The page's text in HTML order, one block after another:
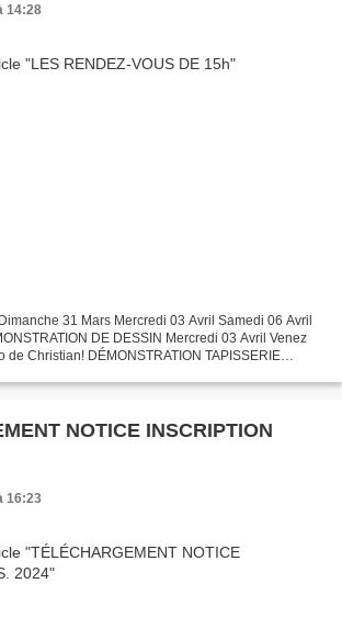
14:28
31 Mars Mercredi 03 Avril Samedi 06 Avril
DE DESSIN Mercredi 03 Avril Venez
de Christian! DÉMONSTRATION TAPISSERIE
NOTICE INSCRIPTION
16:23